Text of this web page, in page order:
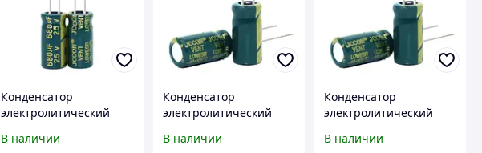
Конденсатор
электролитический
105C [Low ESR] JCCON
В наличии
Конденсатор
электролитический
16*25 105C [Low ESR]
В наличии
Конденсатор
электролитический
16*30 105C [Low ESR]
В наличии